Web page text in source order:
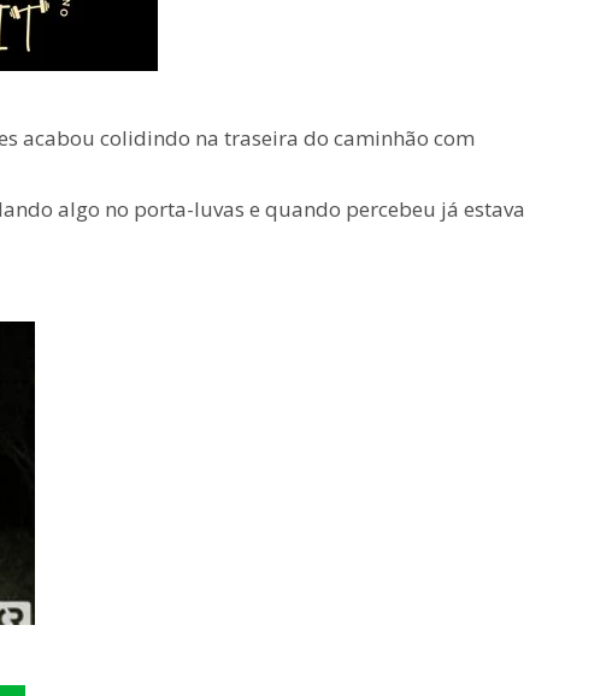
acabou colidindo na traseira do caminhão com
algo no porta-luvas e quando percebeu já estava